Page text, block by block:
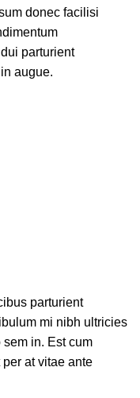
donec facilisi
parturient
augue.
parturient
mi nibh ultricies
in. Est cum
at vitae ante